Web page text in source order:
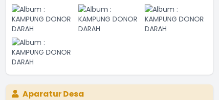
Aparatur Desa